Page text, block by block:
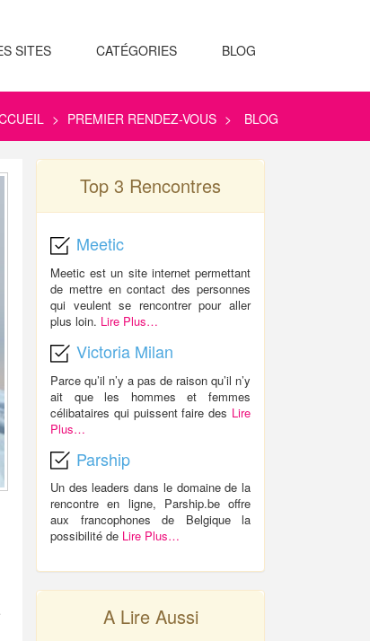
SITES CATÉGORIES BLOG
> PREMIER RENDEZ-VOUS > BLOG
Top 3 Rencontres
Meetic
Meetic est un site internet permettant
de mettre en contact des personnes
qui veulent se rencontrer pour aller
plus loin. Lire Plus…
Victoria Milan
Parce qu’il n’y a pas de raison qu’il n’y
ait que les hommes et femmes
célibataires qui puissent faire des Lire
Plus…
Parship
Un des leaders dans le domaine de la
rencontre en ligne, Parship.be offre
aux francophones de Belgique la
possibilité de Lire Plus…
A Lire Aussi